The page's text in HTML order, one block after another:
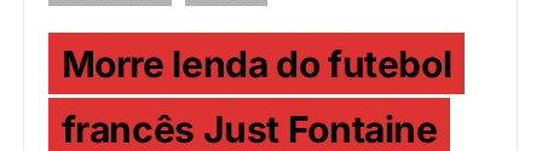
Morre lenda do futebol
francês Just Fontaine